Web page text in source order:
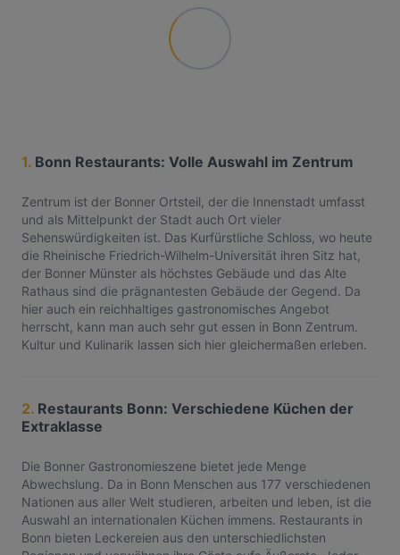
1. Bonn Restaurants: Volle Auswahl im Zentrum
Zentrum ist der Bonner Ortsteil, der die Innenstadt umfasst
und als Mittelpunkt der Stadt auch Ort vieler
Sehenswürdigkeiten ist. Das Kurfürstliche Schloss, wo heute
die Rheinische Friedrich-Wilhelm-Universität ihren Sitz hat,
der Bonner Münster als höchstes Gebäude und das Alte
Rathaus sind die prägnantesten Gebäude der Gegend. Da
hier auch ein reichhaltiges gastronomisches Angebot
herrscht, kann man auch sehr gut essen in Bonn Zentrum.
Kultur und Kulinarik lassen sich hier gleichermaßen erleben.
2. Restaurants Bonn: Verschiedene Küchen der
Extraklasse
Die Bonner Gastronomieszene bietet jede Menge
Abwechslung. Da in Bonn Menschen aus 177 verschiedenen
Nationen aus aller Welt studieren, arbeiten und leben, ist die
Auswahl an internationalen Küchen immens. Restaurants in
Bonn bieten Leckereien aus den unterschiedlichsten